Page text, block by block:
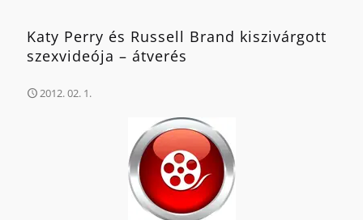
Katy Perry és Russell Brand kiszivárgott
szexvideója – átverés
2012. 02. 1.